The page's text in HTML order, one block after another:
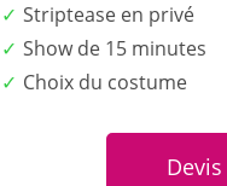
Striptease en privé
Show de 15 minutes
Choix du costume